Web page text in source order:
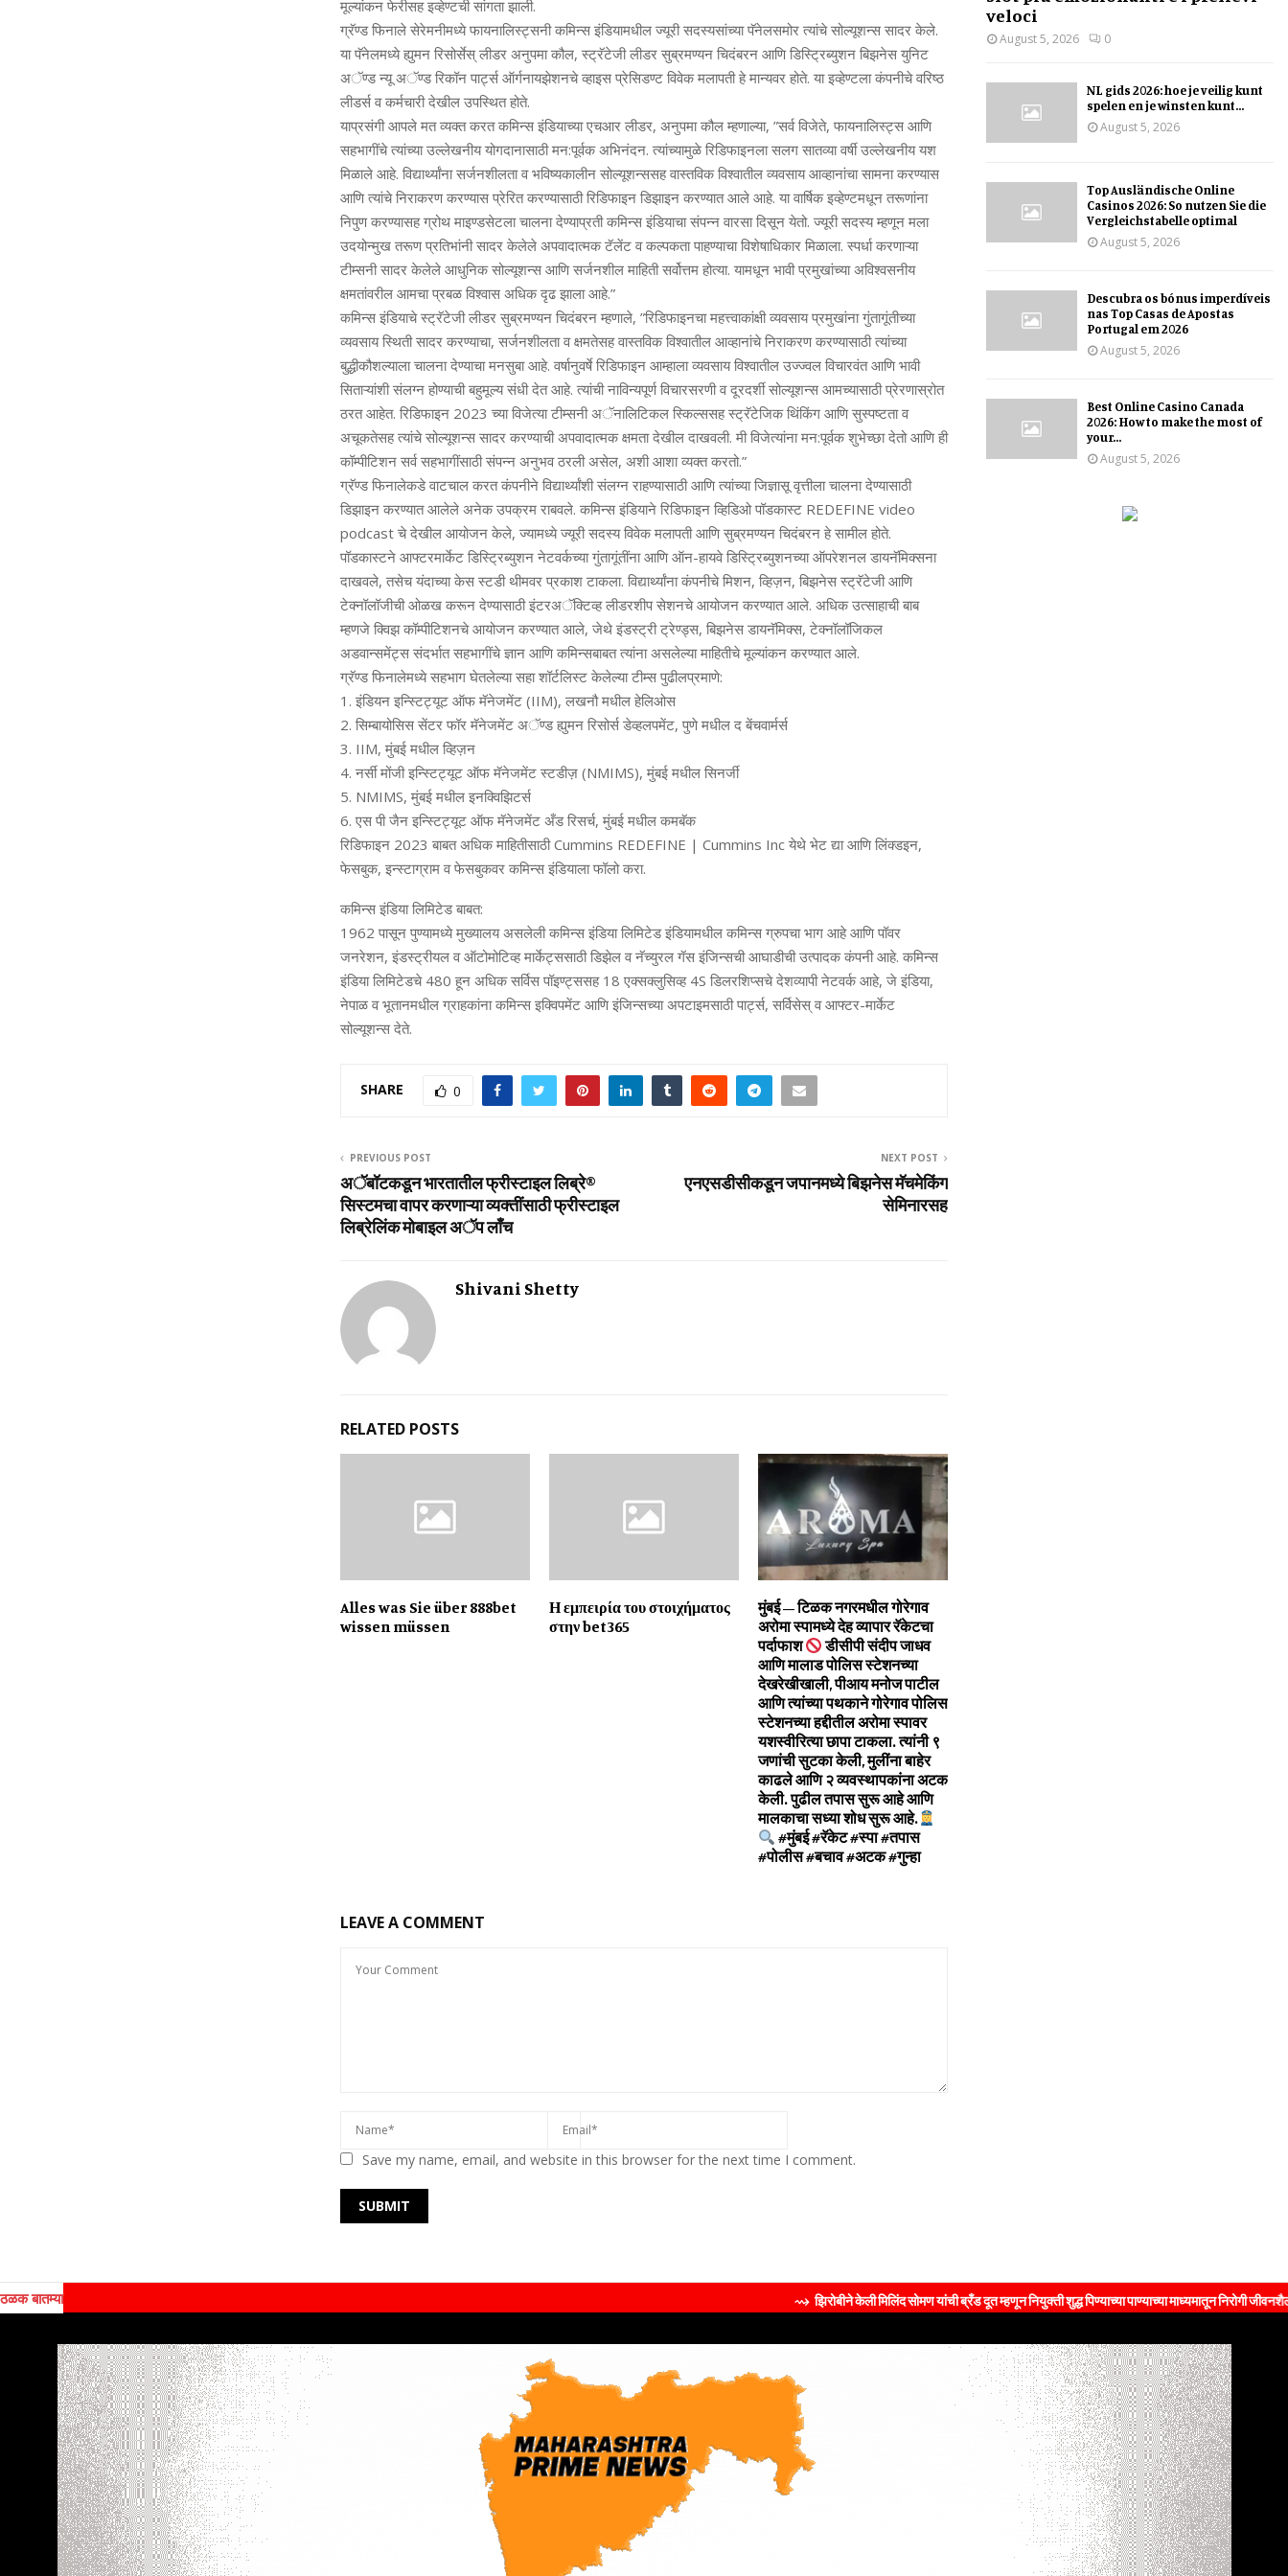
मूल्‍यांकन फेरीसह इव्‍हेण्‍टची सांगता झाली.
ग्रॅण्‍ड फिनाले सेरेमनीमध्‍ये फायनालिस्‍ट्सनी कमिन्‍स इंडियामधील ज्‍यूरी सदस्‍यसांच्‍या पॅनेलसमोर त्‍यांचे सोल्‍यूशन्‍स सादर केले.
या पॅनेलमध्‍ये ह्युमन रिसोर्सेस् लीडर अनुपमा कौल, स्‍ट्रॅटेजी लीडर सुब्रमण्‍यन चिदंबरन आणि डिस्ट्रिब्‍युशन बिझनेस युनिट
अॅण्‍ड न्‍यू अॅण्‍ड रिकॉन पार्ट्स ऑर्गनायझेशनचे व्‍हाइस प्रेसिडण्‍ट विवेक मलापती हे मान्‍यवर होते. या इव्‍हेण्‍टला कंपनीचे वरिष्‍ठ
लीडर्स व कर्मचारी देखील उपस्थित होते.
याप्रसंगी आपले मत व्‍यक्‍त करत कमिन्‍स इंडियाच्‍या एचआर लीडर, अनुपमा कौल म्‍हणाल्‍या, ”सर्व विजेते, फायनालिस्‍ट्स आणि
सहभागींचे त्‍यांच्‍या उल्‍लेखनीय योगदानासाठी मन:पूर्वक अभिनंदन. त्‍यांच्‍यामुळे रिडिफाइनला सलग सातव्‍या वर्षी उल्‍लेखनीय यश
मिळाले आहे. विद्यार्थ्‍यांना सर्जनशीलता व भविष्‍यकालीन सोल्‍यूशन्‍ससह वास्‍तविक विश्‍वातील व्‍यवसाय आव्‍हानांचा सामना करण्‍यास
आणि त्‍यांचे निराकरण करण्‍यास प्रेरित करण्‍यासाठी रिडिफाइन डिझाइन करण्‍यात आले आहे. या वार्षिक इव्‍हेण्‍टमधून तरूणांना
निपुण करण्‍यासह ग्रोथ माइण्‍डसेटला चालना देण्‍याप्रती कमिन्‍स इंडियाचा संपन्‍न वारसा दिसून येतो. ज्‍यूरी सदस्‍य म्‍हणून मला
उदयोन्‍मुख तरूण प्रतिभांनी सादर केलेले अपवादात्‍मक टॅलेंट व कल्‍पकता पाहण्‍याचा विशेषाधिकार मिळाला. स्‍पर्धा करणाऱ्या
टीम्‍सनी सादर केलेले आधुनिक सोल्‍यूशन्‍स आणि सर्जनशील माहिती सर्वोत्तम होत्‍या. यामधून भावी प्रमुखांच्‍या अविश्‍वसनीय
क्षमतांवरील आमचा प्रबळ विश्‍वास अधिक दृढ झाला आहे.”
कमिन्‍स इंडियाचे स्‍ट्रॅटेजी लीडर सुब्रमण्‍यन चिदंबरन म्‍हणाले, ”रिडिफाइनचा महत्त्वाकांक्षी व्‍यवसाय प्रमुखांना गुंतागूंतीच्‍या
व्‍यवसाय स्थिती सादर करण्‍याचा, सर्जनशीलता व क्षमतेसह वास्‍तविक विश्‍वातील आव्‍हानांचे निराकरण करण्‍यासाठी त्‍यांच्‍या
बुद्धीकौशल्‍याला चालना देण्‍याचा मनसुबा आहे. वर्षानुवर्षे रिडिफाइन आम्हाला व्‍यवसाय विश्‍वातील उज्‍ज्‍वल विचारवंत आणि भावी
सिताऱ्यांशी संलग्‍न होण्‍याची बहुमूल्‍य संधी देत आहे. त्‍यांची नाविन्‍यपूर्ण विचारसरणी व दूरदर्शी सोल्‍यूशन्‍स आमच्‍यासाठी प्रेरणास्रोत
ठरत आहेत. रिडिफाइन 2023 च्‍या विजेत्‍या टीम्‍सनी अॅनालिटिकल स्किल्‍ससह स्‍ट्रॅटेजिक थिंकिंग आणि सुस्‍पष्‍टता व
अचूकतेसह त्‍यांचे सोल्‍यूशन्‍स सादर करण्‍याची अपवादात्‍मक क्षमता देखील दाखवली. मी विजेत्‍यांना मन:पूर्वक शुभेच्‍छा देतो आणि ही
कॉम्‍पीटिशन सर्व सहभागींसाठी संपन्‍न अनुभव ठरली असेल, अशी आशा व्‍यक्‍त करतो.”
ग्रॅण्‍ड फिनालेकडे वाटचाल करत कंपनीने विद्यार्थ्‍यांशी संलग्‍न राहण्‍यासाठी आणि त्‍यांच्‍या जिज्ञासू वृत्तीला चालना देण्‍यासाठी
डिझाइन करण्‍यात आलेले अनेक उपक्रम राबवले. कमिन्‍स इंडियाने रिडिफाइन व्हिडिओ पॉडकास्‍ट REDEFINE video
podcast चे देखील आयोजन केले, ज्‍यामध्‍ये ज्‍यूरी सदस्य विवेक मलापती आणि सुब्रमण्‍यन चिदंबरन हे सामील होते.
पॉडकास्‍टने आफ्टरमार्केट डिस्ट्रिब्‍युशन नेटवर्कच्‍या गुंतागूंतींना आणि ऑन-हायवे डिस्ट्रिब्‍युशनच्‍या ऑपरेशनल डायनॅमिक्‍सना
दाखवले, तसेच यंदाच्‍या केस स्‍टडी थीमवर प्रकाश टाकला. विद्यार्थ्‍यांना कंपनीचे मिशन, व्हिज़न, बिझनेस स्‍ट्रॅटेजी आणि
टेक्‍नॉलॉजीची ओळख करून देण्‍यासाठी इंटरअॅक्टिव्‍ह लीडरशीप सेशनचे आयो‍जन करण्‍यात आले. अधिक उत्‍साहाची बाब
म्‍हणजे क्विझ कॉम्‍पीटिशनचे आयोजन करण्‍यात आले, जेथे इंडस्‍ट्री ट्रेण्‍ड्स, बिझनेस डायनॅमिक्‍स, टेक्‍नॉलॉजिकल
अडवान्‍समेंट्स संदर्भात सहभागींचे ज्ञान आणि कमिन्‍सबाबत त्‍यांना असलेल्‍या माहितीचे मूल्‍यांकन करण्‍यात आले.
ग्रॅण्‍ड फिनालेमध्‍ये सहभाग घेतलेल्‍या सहा शॉर्टलिस्‍ट केलेल्‍या टीम्‍स पुढीलप्रमाणे:
1. इंडियन इन्स्टिट्यूट ऑफ मॅनेजमेंट (IIM), लखनौ मधील हेलिओस
2. सिम्‍बायोसिस सेंटर फॉर मॅनेजमेंट अॅण्‍ड ह्युमन रिसोर्स डेव्‍हलपमेंट, पुणे मधील द बेंचवार्मर्स
3. IIM, मुंबई मधील व्हिज़न
4. नर्सी मोंजी इन्स्टिट्यूट ऑफ मॅनेजमेंट स्‍टडीज़ (NMIMS), मुंबई मधील सिनर्जी
5. NMIMS, मुंबई मधील इनक्विझिटर्स
6. एस पी जैन इन्स्टिट्यूट ऑफ मॅनेजमेंट अँड रिसर्च, मुंबई मधील कमबॅक
रिडिफाइन 2023 बाबत अधिक माहितीसाठी Cummins REDEFINE | Cummins Inc येथे भेट द्या आणि लिंक्‍डइन,
फेसबुक, इन्‍स्‍टाग्राम व फेसबुकवर कमिन्‍स इंडियाला फॉलो करा.
कमिन्‍स इंडिया लिमिटेड बाबत:
1962 पासून पुण्‍यामध्‍ये मुख्‍यालय असलेली कमिन्‍स इंडिया लिमिटेड इंडियामधील कमिन्‍स ग्रुपचा भाग आहे आणि पॉवर
जनरेशन, इंडस्‍ट्रीयल व ऑटोमोटिव्‍ह मार्केट्ससाठी डिझेल व नॅच्‍युरल गॅस इंजिन्‍सची आघाडीची उत्‍पादक कंपनी आहे. कमिन्‍स
इंडिया लिमिटेडचे 480 हून अधिक सर्विस पॉइण्‍ट्ससह 18 एक्‍सक्‍लुसिव्‍ह 4S डिलरशिप्‍सचे देशव्‍यापी नेटवर्क आहे, जे इंडिया,
नेपाळ व भूतानमधील ग्राहकांना कमिन्‍स इक्विपमेंट आणि इंजिन्‍सच्‍या अपटाइमसाठी पार्ट्स, सर्विसेस् व आफ्टर-मार्केट
सोल्‍यूशन्‍स देते.
SHARE 0
PREVIOUS POST
अॅबॉटकडून भारतातील फ्रीस्‍टाइल लिब्रे®
सिस्‍टमचा वापर करणाऱ्या व्‍यक्‍तींसाठी फ्रीस्‍टाइल
लिब्रेलिंक मोबाइल अॅप लाँच
NEXT POST
एनएसडीसीकडून जपानमध्ये बिझनेस मॅचमेकिंग
सेमिनारसह
Shivani Shetty
RELATED POSTS
Alles was Sie über 888bet
wissen müssen
Η εμπειρία του στοιχήματος
στην bet365
मुंबई – टिळक नगरमधील गोरेगाव
अरोमा स्पामध्ये देह व्यापार रॅकेटचा
पर्दाफाश
डीसीपी संदीप जाधव
आणि मालाड पोलिस स्टेशनच्या
देखरेखीखाली, पीआय मनोज पाटील
आणि त्यांच्या पथकाने गोरेगाव पोलिस
स्टेशनच्या हद्दीतील अरोमा स्पावर
यशस्वीरित्या छापा टाकला. त्यांनी ९
जणांची सुटका केली, मुलींना बाहेर
काढले आणि २ व्यवस्थापकांना अटक
केली. पुढील तपास सुरू आहे आणि
मालकाचा सध्या शोध सुरू आहे.
#मुंबई #रॅकेट #स्पा #तपास
#पोलीस #बचाव #अटक #गुन्हा
LEAVE A COMMENT
Save my name, email, and website in this browser for the next time I comment.
veloci
August 5, 2026 0
NL gids 2026: hoe je veilig kunt
spelen en je winsten kunt...
August 5, 2026
Top Ausländische Online
Casinos 2026: So nutzen Sie die
Vergleichstabelle optimal
August 5, 2026
Descubra os bónus imperdíveis
nas Top Casas de Apostas
Portugal em 2026
August 5, 2026
Best Online Casino Canada
2026: How to make the most of
your...
August 5, 2026
ठळक बातम्या ⇝ झिरोबीने केली मिलिंद सोमण यांची ब्रँड दूत म्हणून नियुक्ती शुद्ध पिण्याच्या पाण्याच्या माध्यमातून निरोगी जीवनशैलीचा संदेश